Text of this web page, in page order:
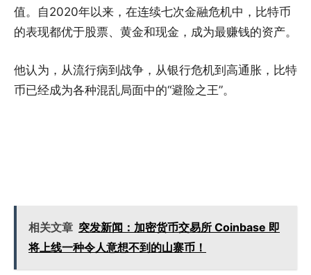
值。自2020年以来，在连续七次金融危机中，比特币
的表现都优于股票、黄金和现金，成为最赚钱的资产。
他认为，从流行病到战争，从银行危机到高通胀，比特
币已经成为各种混乱局面中的“避险之王”。
相关文章 突发新闻：加密货币交易所 Coinbase 即
将上线一种令人意想不到的山寨币！